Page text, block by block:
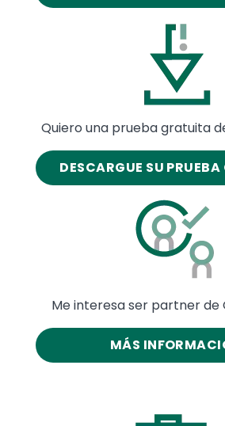
Quiero una prueba gratuita
DESCARGUE SU
Me interesa ser partner de
MÁS